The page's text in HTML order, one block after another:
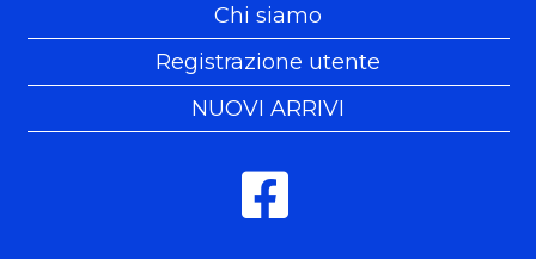
Chi siamo
Registrazione utente
NUOVI ARRIVI